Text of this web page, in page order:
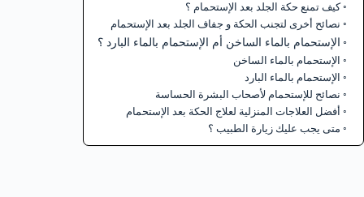
كيف تمنع حكة الجلد بعد الإستحمام ؟
نصائح أخرى لتجنب الحكة و جفاف الجلد بعد الإستحمام
الإستحمام بالماء الساخن أم الإستحمام بالماء البارد ؟
الإستحمام بالماء الساخن
الإستحمام بالماء البارد
نصائح للإستحمام لأصحاب البشرة الحساسة
أفضل العلاجات المنزلية لعلاج الحكة بعد الإستحمام
متى يجب عليك زيارة الطبيب ؟